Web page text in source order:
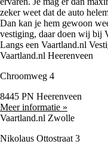
zeker weet dat de auto
Dan kan je hem gewoon
vestiging, daar doen wij bij
Langs een Vaartland.nl
Vaartland.nl Heerenveen
Chroomweg 4
8445 PN Heerenveen
Meer informatie »
Vaartland.nl Zwolle
Nikolaus Ottostraat 3